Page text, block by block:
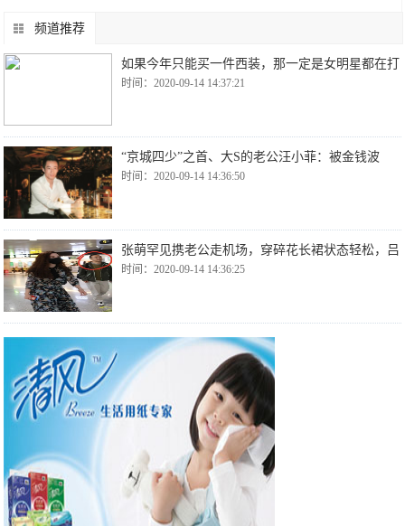
频道推荐
如果今年只能买一件西装，那一定是女明星都在打
时间：2020-09-14 14:37:21
“京城四少”之首、大S的老公汪小菲：被金钱波
时间：2020-09-14 14:36:50
张萌罕见携老公走机场，穿碎花长裙状态轻松，吕
时间：2020-09-14 14:36:25